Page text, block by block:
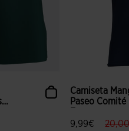
Camiseta
Paseo
9,99€